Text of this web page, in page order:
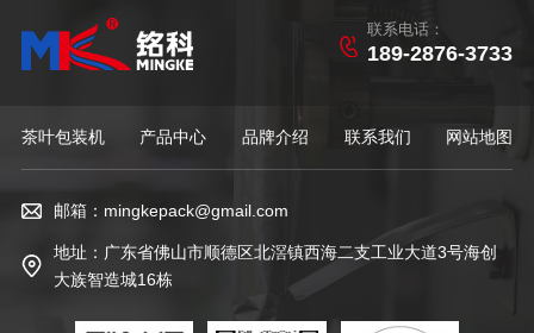
联系电话：
189-2876-3733
茶叶包装机 产品中心 品牌介绍 联系我们 网站地图
邮箱：mingkepack@gmail.com
地址：广东省佛山市顺德区北滘镇西海二支工业大道3号海创
大族智造城16栋